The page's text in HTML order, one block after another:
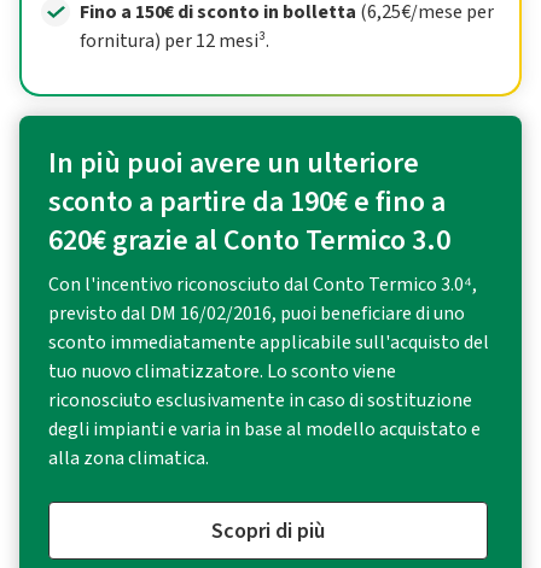
Fino a 150€ di sconto in bolletta (6,25€/mese per
fornitura) per 12 mesi³.
In più puoi avere un ulteriore
sconto a partire da 190€ e fino a
620€ grazie al Conto Termico 3.0
Con l'incentivo riconosciuto dal Conto Termico 3.0⁴,
previsto dal DM 16/02/2016, puoi beneficiare di uno
sconto immediatamente applicabile sull'acquisto del
tuo nuovo climatizzatore. Lo sconto viene
riconosciuto esclusivamente in caso di sostituzione
degli impianti e varia in base al modello acquistato e
alla zona climatica.
Scopri di più